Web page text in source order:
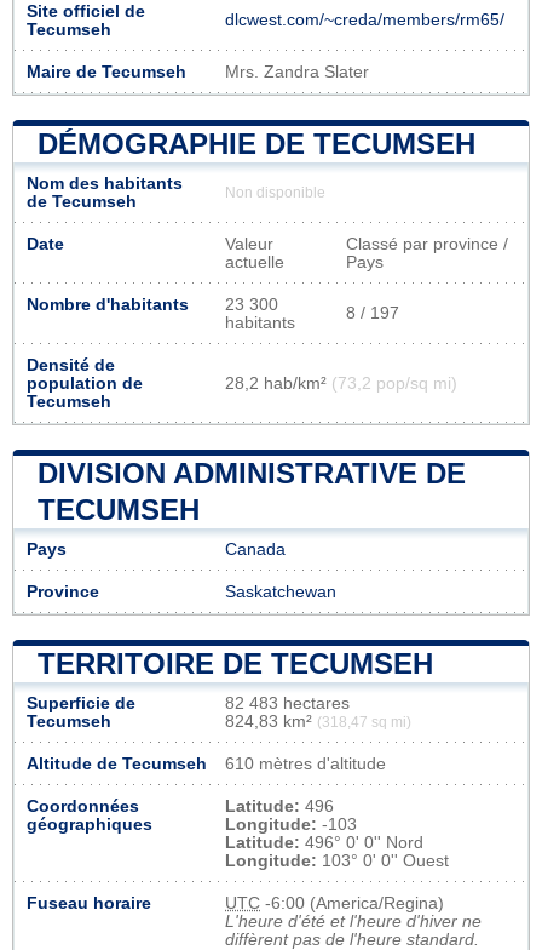
Site officiel de
Tecumseh
dlcwest.com/~creda/members/rm65/
Maire de Tecumseh Mrs. Zandra Slater
DÉMOGRAPHIE DE TECUMSEH
Nom des habitants
de Tecumseh
Non disponible
Date
Valeur
actuelle
Classé par province /
Pays
Nombre d'habitants
23 300
habitants
8 / 197
Densité de
population de
Tecumseh
28,2 hab/km² (73,2 pop/sq mi)
DIVISION ADMINISTRATIVE DE
TECUMSEH
Pays Canada
Province Saskatchewan
TERRITOIRE DE TECUMSEH
Superficie de
Tecumseh
82 483 hectares
824,83 km² (318,47 sq mi)
Altitude de Tecumseh 610 mètres d'altitude
Coordonnées
géographiques
Latitude: 496
Longitude: -103
Latitude: 496° 0' 0'' Nord
Longitude: 103° 0' 0'' Ouest
Fuseau horaire UTC -6:00 (America/Regina)
L'heure d'été et l'heure d'hiver ne
diffèrent pas de l'heure standard.